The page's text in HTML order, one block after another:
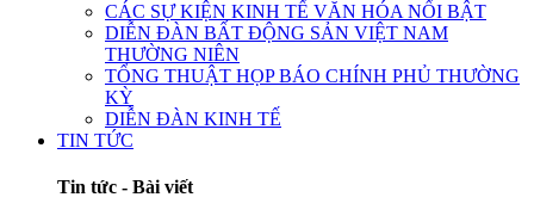
CÁC SỰ KIỆN KINH TẾ VĂN HÓA NỔI BẬT
DIỄN ĐÀN BẤT ĐỘNG SẢN VIỆT NAM
THƯỜNG NIÊN
TỔNG THUẬT HỌP BÁO CHÍNH PHỦ THƯỜNG
KỲ
DIỄN ĐÀN KINH TẾ
TIN TỨC
Tin tức - Bài viết